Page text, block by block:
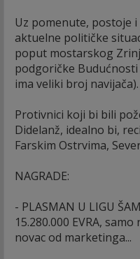
Uz pomenute, postoje
aktuelne političke
poput mostarskog
podgoričke
ima veliki broj navijača).
Protivnici koji bi bili
Didelanž, idealno bi,
Farskim Ostrvima,
NAGRADE:
- PLASMAN U LIGU
15.280.000 EVRA,
novac od marketinga...